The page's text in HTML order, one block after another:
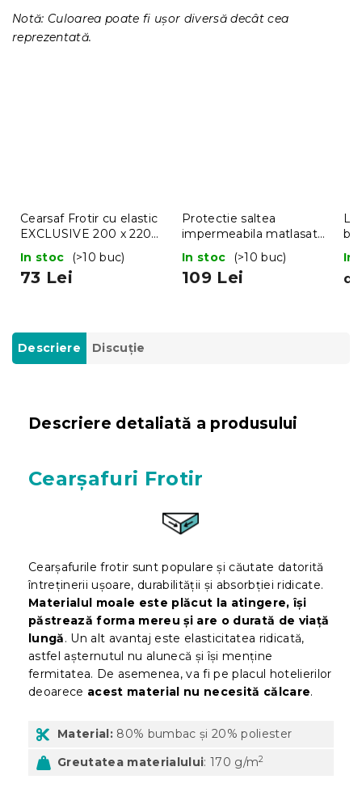
Notă: Culoarea poate fi ușor diversă decât cea
reprezentată.
Cearsaf Frotir cu elastic
EXCLUSIVE 200 x 220
In stoc (>10 buc)
73 Lei
Protectie saltea
impermeabila matlasata
200 x 220 cm
In stoc (>10 buc)
109 Lei
In
Descriere Discuţie
Descriere detaliată a produsului
Cearșafuri Frotir
Cearșafurile frotir sunt populare și căutate datorită
întreținerii ușoare, durabilității și absorbției ridicate.
Materialul moale este plăcut la atingere, își
păstrează forma mereu și are o durată de viață
lungă. Un alt avantaj este elasticitatea ridicată,
astfel așternutul nu alunecă și își menține
fermitatea. De asemenea, va fi pe placul hotelierilor
deoarece acest material nu necesită călcare.
Material: 80% bumbac și 20% poliester
Greutatea materialului: 170 g/m2